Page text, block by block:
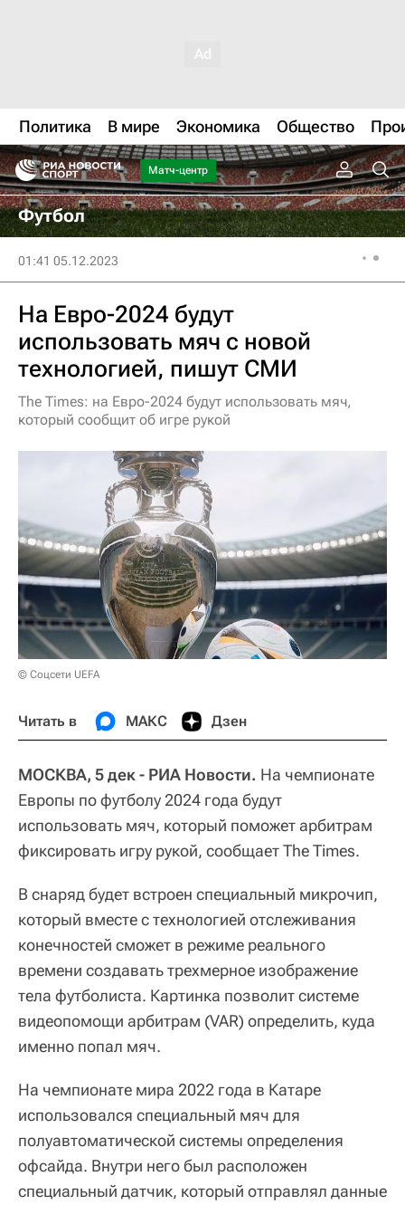
Политика В мире Экономика Общество
Матч-центр
Футбол
01:41 05.12.2023
На Евро-2024 будут
использовать мяч с новой
технологией, пишут СМИ
The Times: на Евро-2024 будут использовать мяч,
который сообщит об игре рукой
© Соцсети UEFA
Читать в МАКС Дзен
МОСКВА, 5 дек - РИА Новости. На чемпионате
Европы по футболу 2024 года будут
использовать мяч, который поможет арбитрам
фиксировать игру рукой, сообщает The Times.
В снаряд будет встроен специальный микрочип,
который вместе с технологией отслеживания
конечностей сможет в режиме реального
времени создавать трехмерное изображение
тела футболиста. Картинка позволит системе
видеопомощи арбитрам (VAR) определить, куда
именно попал мяч.
На чемпионате мира 2022 года в Катаре
использовался специальный мяч для
полуавтоматической системы определения
офсайда. Внутри него был расположен
специальный датчик, который отправлял данные